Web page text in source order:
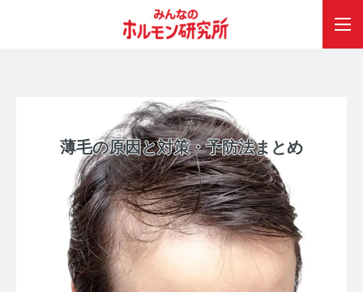
薄毛の原因と対策・予防法まとめ